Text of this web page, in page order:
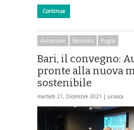
Continua
Autoscuole Basilicata Puglia
Bari, il convegno:
pronte alla nuova
sostenibile
martedì 21, Dicembre 2021 | unasca